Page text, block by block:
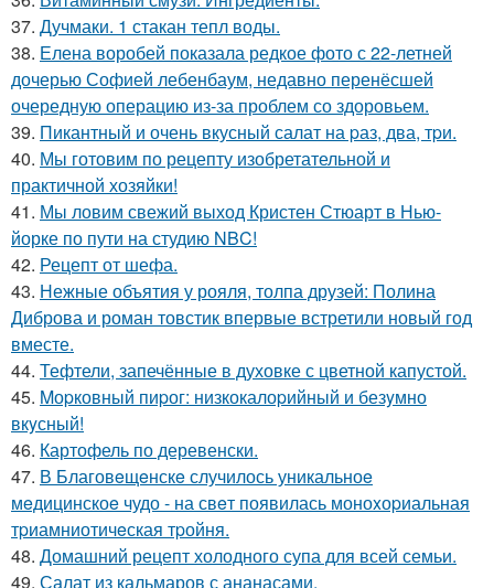
37. Дучмаки. 1 стакан тепл воды.
38. Елена воробей показала редкое фото с 22-летней
дочерью Софией лебенбаум, недавно перенёсшей
очередную операцию из-за проблем со здоровьем.
39. Пикантный и очень вкусный салат на pаз, два, тpи.
40. Мы готовим по рецепту изобретательной и
практичной хозяйки!
41. Мы ловим свежий выход Кристен Стюарт в Нью-
йорке по пути на студию NBC!
42. Рецепт от шефа.
43. Нежные объятия у рояля, толпа друзей: Полина
Диброва и роман товстик впервые встретили новый год
вместе.
44. Тефтели, запечённые в духовке с цветной капустой.
45. Mоpковный пиpог: низкокалоpийный и безyмно
вкyсный!
46. Картофель по деревенски.
47. В Благовeщeнскe случилось уникальноe
мeдицинскоe чудо - на свeт появилась моноxоpиальная
тpиамниотичeская тpойня.
48. Домашний рецепт холодного супа для всей семьи.
49. Салат из кальмаров с ананасами.